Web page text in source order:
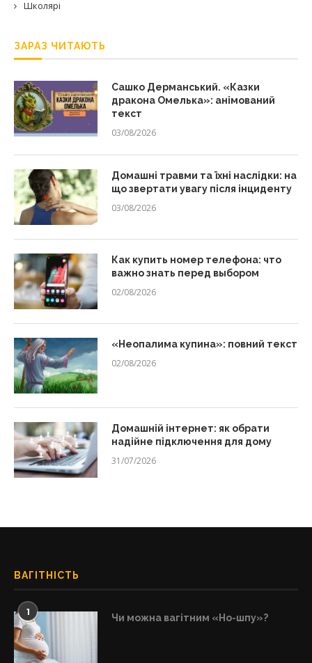
Школярі
ЗАРАЗ ЧИТАЮТЬ
Сашко Дерманський. «Казки
дракона Омелька»: анімований
текст
03/08/2026
Домашні травми та їхні наслідки: на
що звертати увагу після інциденту
03/08/2026
Как купить номер телефона: что
важно знать перед выбором
02/08/2026
«Неопалима купина»: повний текст
02/08/2026
Домашній інтернет: як обрати
надійне підключення для дому
31/07/2026
ВАГІТНІСТЬ
1 Чи можна вагітним «Но-шпу»?